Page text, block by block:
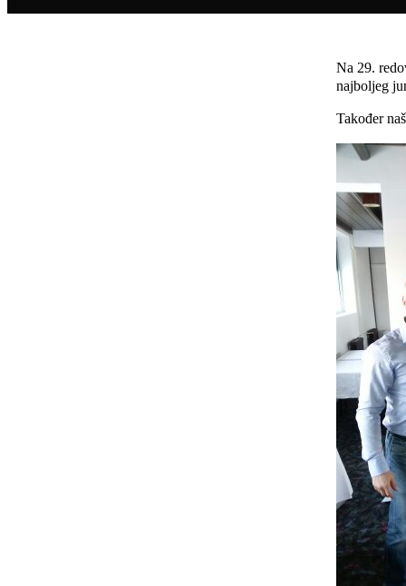
Na 29.
najboljeg
Također